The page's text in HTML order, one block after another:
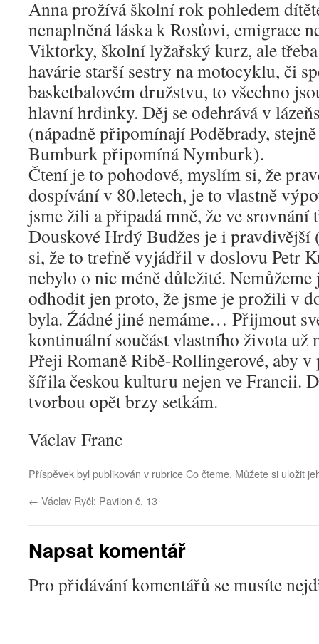
Anna prožívá školní rok pohledem
nenaplněná láska k Rosťovi, emigrace
Viktorky, školní lyžařský kurz, ale třeba
havárie starší sestry na motocyklu, či
basketbalovém družstvu, to všechno
hlavní hrdinky. Děj se odehrává v
(nápadně připomínají Poděbrady,
Bumburk připomíná Nymburk).
Čtení je to pohodové, myslím si, že
dospívání v 80.letech, je to vlastně
jsme žili a připadá mně, že ve srovnání
Douskové Hrdý Budžes je i
si, že to trefně vyjádřil v doslovu Petr
nebylo o nic méně důležité.
odhodit jen proto, že jsme je prožili v
byla. Źádné jiné nemáme… Přijmout
kontinuální součást vlastního života už
Přeji Romaně Ribě-Rollingerové, aby v
šířila českou kulturu nejen ve Francii.
tvorbou opět brzy setkám.
Václav Franc
Příspěvek byl publikován v rubriceCo čteme. Můžete si uložit
← Václav Ryčl: Pavilon č. 13
Napsat komentář
Pro přidávání komentářů se musíte